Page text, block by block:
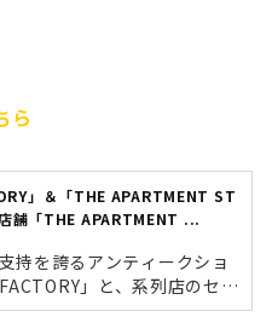
ら
」＆「THE APARTMENT ST
舗「THE APARTMENT ...
持を誇るアンティークショ
」と、系列店のセレ
APARTMENT STORE」が